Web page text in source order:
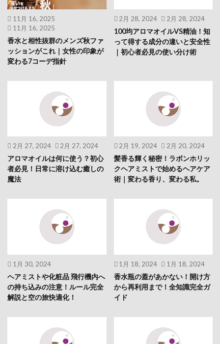
11月 16, 2025
11月 16, 2025
香水と相性抜群のメンズ秋ファ
ッションがこれ｜女性の印象が
変わる7コーデ指針
2月 28, 2024 2月 28, 2024
100均アロマオイルVS精油！知
って得する成分の違いと安全性
｜初心者必見の使い分け術
2月 27, 2024 2月 27, 2024
アロマオイルは何に使う？初心
者必見！日常に溶け込む癒しの
魔法
2月 19, 2024 2月 20, 2024
髪香る輝く秘密！ラボンホリッ
クヘアミストで始めるヘアケア
術｜変わる香り、変わる私。
1月 30, 2024
ヘアミストや化粧品 飛行機内へ
の持ち込みの注意！ルール完全
解説と空の旅快適化！
1月 18, 2024 1月 18, 2024
香水瓶の蓋があかない！開け方
から再利用まで！全知識完全ガ
イド